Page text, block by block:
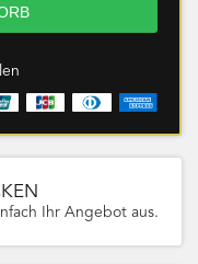
Ihr Angebot aus.